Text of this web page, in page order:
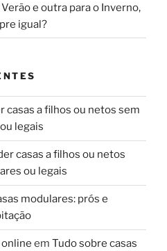
e outra para o Inverno,
igual?
casas a filhos ou netos sem
legais
casas a filhos ou netos
ou legais
modulares: prós e
em Tudo sobre casas